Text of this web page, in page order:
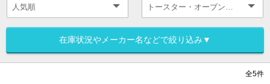
在庫状況やメーカー名などで絞り込み▼
全5件